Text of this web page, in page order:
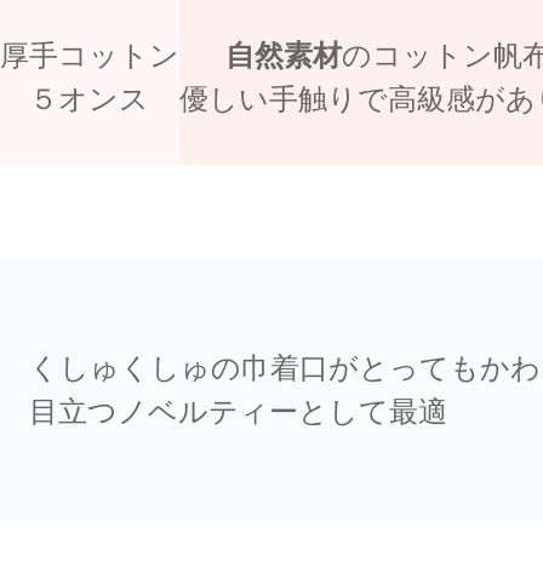
厚手コットン
５オンス
自然素材のコットン帆
優しい手触りで高級感が
くしゅくしゅの巾着口がとってもか
目立つノベルティーとして最適